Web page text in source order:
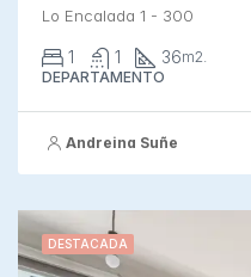
Lo Encalada 1 - 300
1 1 36m2.
DEPARTAMENTO
Andreina Suñe
DESTACADA